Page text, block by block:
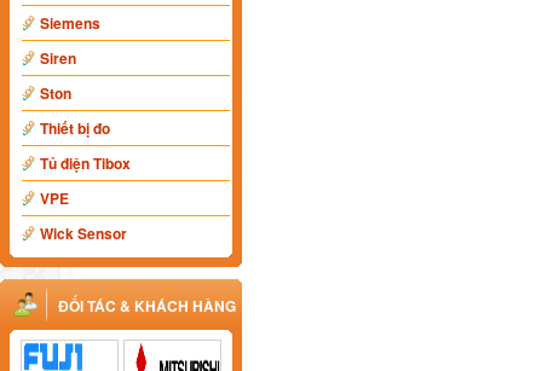
Siemens
Siren
Ston
Thiết bị đo
Tủ điện Tibox
VPE
Wick Sensor
ĐỐI TÁC & KHÁCH HÀNG